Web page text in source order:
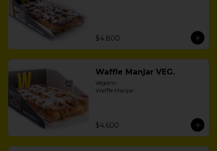
$4.800
Waffle Manjar VEG.
Vegano
Waffle Manjar
$4.600